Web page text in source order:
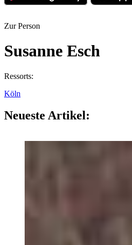
Zur Person
Susanne Esch
Ressorts:
Köln
Neueste Artikel: